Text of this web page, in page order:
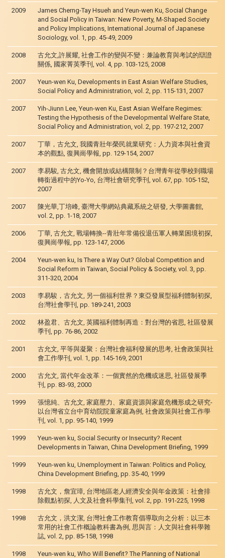
2009
James Cherng-Tay Hsueh and Yeun-wen Ku, Social Change
and Social Policy in Taiwan: New Poverty, M-Shaped Society
and Policy Implications, International Journal of Japanese
Sociology, vol. 1, pp. 45-49, 2009
2008
古允文,許展耀, 社會工作的變與不變：兼論教育與考試的辯證
關係, 國家菁英季刊, vol. 4, pp. 103-125, 2008
2007
Yeun-wen Ku, Developments in East Asian Welfare Studies,
Social Policy and Administration, vol. 2, pp. 115-131, 2007
2007
Yih-Jiunn Lee, Yeun-wen Ku, East Asian Welfare Regimes:
Testing the Hypothesis of the Developmental Welfare State,
Social Policy and Administration, vol. 2, pp. 197-212, 2007
2007
丁華，古允文, 我國青壯年榮民就業研究：人力資本與社會資
本的觀點, 復興崗學報, pp. 129-154, 2007
2007
李易駿, 古允文, 機會開放或結構限制？台灣青年從學校到職場
轉銜過程中的Yo-Yo, 台灣社會研究季刊, vol. 67, pp. 105-152,
2007
2007
陳光華,丁培峰, 臺灣大學網站典藏系統之研發, 大學圖書館,
vol. 2, pp. 1-18, 2007
2006
丁華, 古允文, 戰場轉換--青壯年常備役退伍軍人轉業困境初探,
復興崗學報, pp. 123-147, 2006
2004
Yeun-wen ku, Is There a Way Out? Global Competition and
Social Reform in Taiwan, Social Policy & Society, vol. 3, pp.
311-320, 2004
2003
李易駿，古允文, 另一個福利世界？東亞發展型福利體制初探,
台灣社會學刊, pp. 189-241, 2003
2002
林盈君、古允文, 英國福利體制再造：對台灣的省思, 社區發展
季刊, pp. 76-86, 2002
2001
古允文, 平等與凝聚：台灣社會福利發展的思考, 社會政策與社
會工作學刊, vol. 1, pp. 145-169, 2001
2000
古允文, 當代年金改革：一個實然的危機或迷思, 社區發展季
刊, pp. 83-93, 2000
1999
張憶純、古允文, 家庭壓力、家庭資源與家庭危機形成之研究-
以台灣省立台中育幼院院童家庭為例, 社會政策與社會工作學
刊, vol. 1, pp. 95-140, 1999
1999
Yeun-wen ku, Social Security or Insecurity? Recent
Developments in Taiwan, China Development Briefing, 1999
1999
Yeun-wen ku, Unemployment in Taiwan: Politics and Policy,
China Development Briefing, pp. 35-40, 1999
1998
古允文，詹宜璋, 台灣地區老人經濟安全與年金政策：社會排
除觀點初探, 人文及社會科學集刊, vol. 2, pp. 191-225, 1998
1998
古允文，洪文潔, 台灣社會工作教育倡導取向之分析：以三本
常用的社會工作概論教科書為例, 思與言：人文與社會科學雜
誌, vol. 2, pp. 85-158, 1998
1998
Yeun-wen ku, Who Will Benefit? The Planning of National